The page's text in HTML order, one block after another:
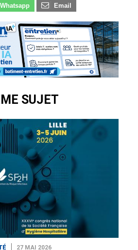
Whatsapp
Email
SUJET
27 MAI 2026